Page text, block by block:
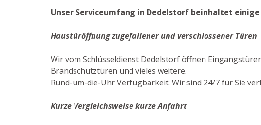
Unser Serviceumfang in Dedelstorf beinhaltet einige
Haustüröffnung zugefallener und verschlossener Türen
Wir vom Schlüsseldienst Dedelstorf öffnen
Brandschutztüren und vieles weitere.
Rund-um-die-Uhr Verfügbarkeit: Wir sind 24/7 für Sie
Kurze Vergleichsweise kurze Anfahrt